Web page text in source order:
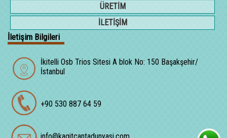
ÜRETİM
İLETİŞİM
İletişim Bilgileri
İkitelli Osb Trios Sitesi A blok No: 150 Başakşehir/
İstanbul
+90 530 887 64 59